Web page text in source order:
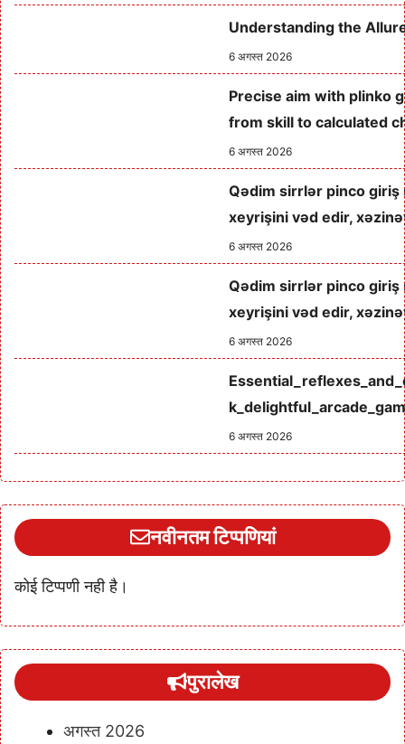
Understanding the
6 अगस्त 2026
Precise aim with plinko
from skill to calculated
6 अगस्त 2026
Qədim sirrlər pinco giriş
xeyrişini vəd edir,
6 अगस्त 2026
Qədim sirrlər pinco giriş
xeyrişini vəd edir,
6 अगस्त 2026
6 अगस्त 2026
नवीनतम टिप्पणियां
कोई टिप्पणी नही है।
पुरालेख
अगस्त 2026